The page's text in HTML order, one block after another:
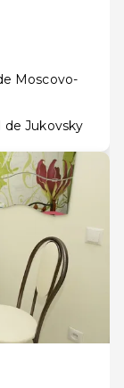
Moscovo-
de Jukovsky